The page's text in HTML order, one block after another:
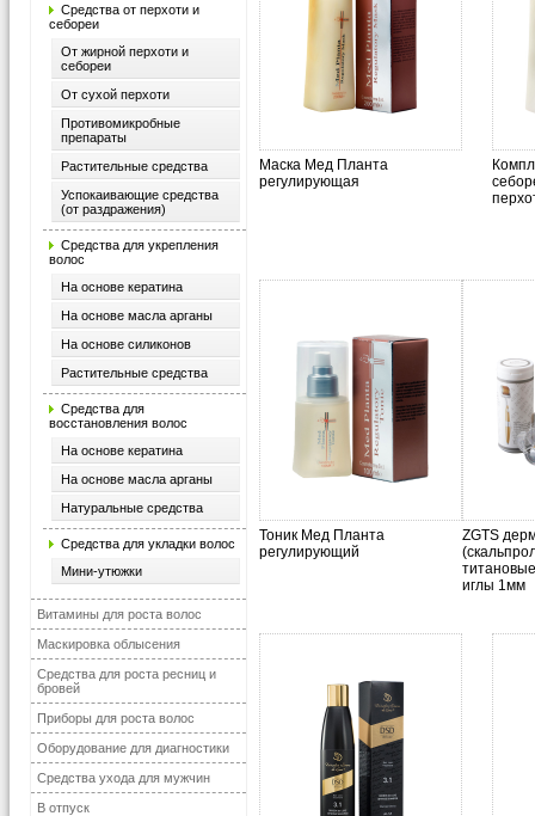
Средства от перхоти и
себореи
От жирной перхоти и
себореи
От сухой перхоти
Противомикробные
препараты
Растительные средства
Успокаивающие средства
(от раздражения)
Средства для укрепления
волос
На основе кератина
На основе масла арганы
На основе силиконов
Растительные средства
Средства для
восстановления волос
На основе кератина
На основе масла арганы
Натуральные средства
Средства для укладки волос
Мини-утюжки
Витамины для роста волос
Маскировка облысения
Средства для роста ресниц и
бровей
Приборы для роста волос
Оборудование для диагностики
Средства ухода для мужчин
В отпуск
Маска Мед Планта
регулирующая
Тоник Мед Планта
регулирующий
ZGTS
иглы 1мм